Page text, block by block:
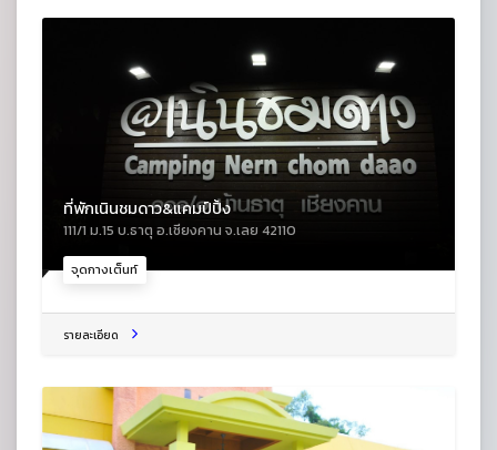
จุดกางเต็นท์
ที่พักเนินชมดาว&แคมป์ปิ้ง
111/1 ม.15 บ.ธาตุ อ.เชียงคาน จ.เลย 42110
รายละเอียด